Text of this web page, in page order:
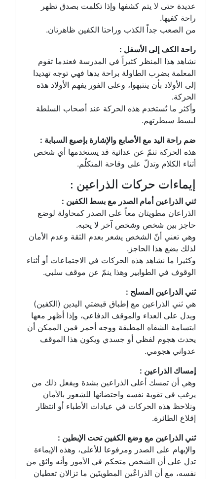
عديدة حتى لا يتم كشفها وإذا تكلمت بصدق تظهر
راحة كفيها.
من الصعب جداً الكذب وراحتا الكفين ظاهرتان.
راحة الكف إلى الأسفل :
نشاهد هذا المنظر كثيراً في المدرسة فعندما تقوم
المعلمة بضرب الطاولة براحة يدها فهي توجه تهديدا
إلى الأولاد بأن ينتبهوا، وعلى الفور يفهم الأولاد هذه
الحركة.
وأكثر ما تُستخدم هذه الحركة عند أصحاب السلطة
لبسط سيطرتهم.
ضم راحة اليد مع الأصابع والإشارة بإصبع السبابة :
هذه الحركة تنمّ عن عدائية قد يستخدمها أي شخص
أثناء الكلام وتدلّ على وقاحة المتكلْم.
إيماءات حركات الذراعين :
ثني الذراعين أمام الصدر مع بسط الكفين :
الذراعان مطويتان معاً على الصدر كمحاولة لوضع
حاجز بين شخص وشخص آخر لا يحبه.
وهي تعني أنّ الشخص يشعر بعدم الثقة وعدم الأمان
لذلك يضع هذا الحاجز.
وكثيرا ما نشاهد هذه الحركات في الاجتماعات أو أثناء
الوقوف في الطوابير وهذا ينمّ عن موقف سلبي.
ثني الذراعين المسلح :
هي ثني الذراعين مع إطباق قبضتي اليدين (الكفين)
ويدل على العداء والموقف الدفاعي، وإذا أظهر معها
ابتسامة الشفاه المطبقة ووجه أحمر فمن الممكن أن
يحدث هجوم لفظي أو جسدي ويكون هذا الموقف
عدواني هجومي.
إمساك الذراعين :
وهي أن تمسك أعلى الذراعين بشدة ويفعل ذلك من
يرغب في تقوية نفسه واحتضانها للشعور بالأمان
ونلاحظ هذه الحركات في عيادات الأطباء أو انتظار
إقلاع الطائرة.
ثني الذراعين مع وضع الكفين تحت الإبطين :
والإبهام على الصدر ومرفوعا للأعلى، وهذه الإيماءة
تدل على أن الشخص متحكم في الأمور وأنه واثق من
نفسه، مع أن الذراعٌين المطويتَين ما تزالان تعطيان